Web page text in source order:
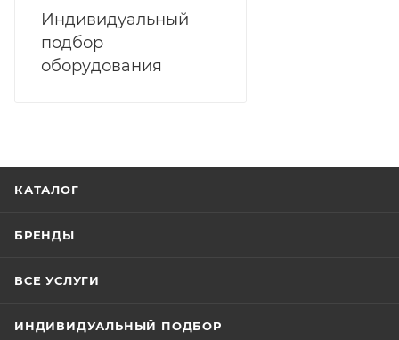
Индивидуальный
подбор
оборудования
КАТАЛОГ
БРЕНДЫ
ВСЕ УСЛУГИ
ИНДИВИДУАЛЬНЫЙ ПОДБОР